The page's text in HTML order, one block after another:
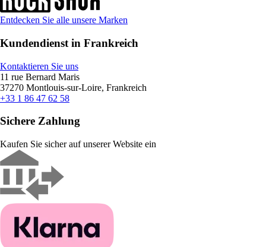
Entdecken Sie alle unsere Marken
Kundendienst in Frankreich
Kontaktieren Sie uns
11 rue Bernard Maris
37270 Montlouis-sur-Loire, Frankreich
+33 1 86 47 62 58
Sichere Zahlung
Kaufen Sie sicher auf unserer Website ein